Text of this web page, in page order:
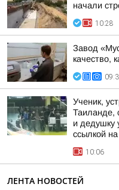
начали
10:28
Завод
качество,
Ученик,
Таиланде,
и дедушку
ссылкой
10:06
ЛЕНТА НОВОСТЕЙ